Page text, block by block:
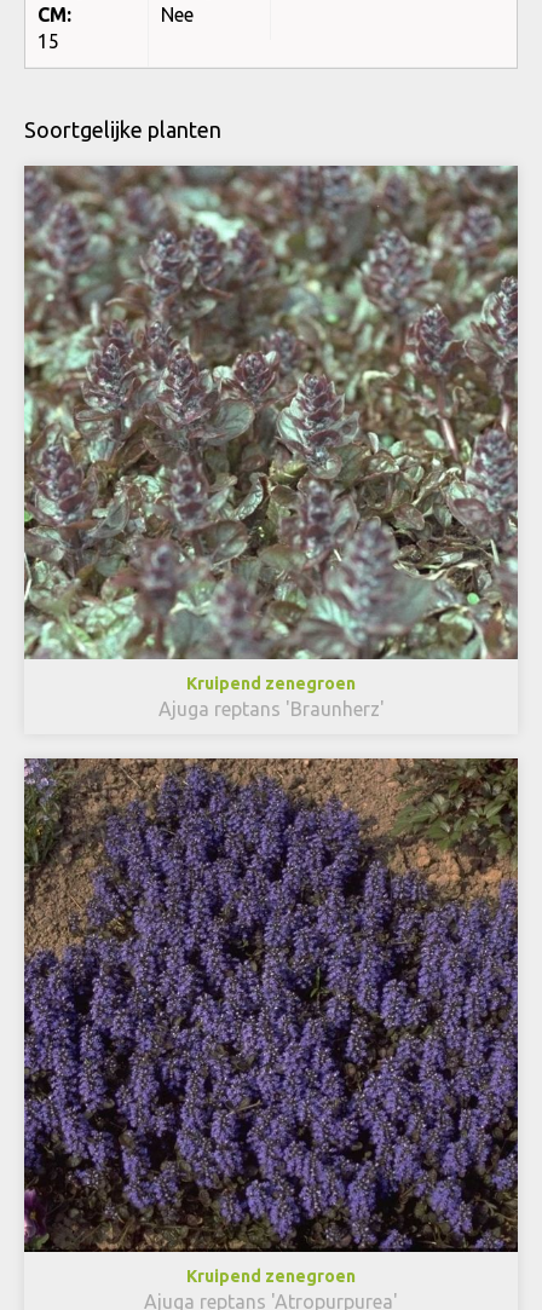
CM:
15
Nee
Soortgelijke planten
Kruipend zenegroen
Ajuga reptans 'Braunherz'
Kruipend zenegroen
Ajuga reptans 'Atropurpurea'